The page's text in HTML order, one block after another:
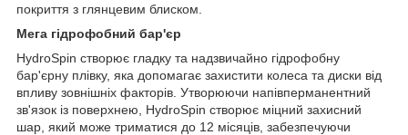
покриття з глянцевим блиском.
Мега гідрофобний бар'єр
HydroSpin створює гладку та надзвичайно гідрофобну
бар'єрну плівку, яка допомагає захистити колеса та диски від
впливу зовнішніх факторів. Утворюючи напівперманентний
зв'язок із поверхнею, HydroSpin створює міцний захисний
шар, який може триматися до 12 місяців, забезпечуючи